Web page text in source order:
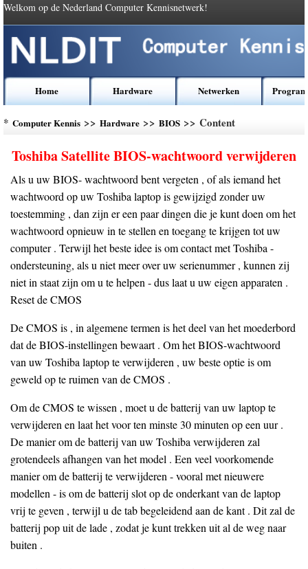
Welkom op de Nederland Computer Kennisnetwerk!
Home Hardware Netwerken
* Computer Kennis >> Hardware >> BIOS >> Content
Toshiba Satellite BIOS-wachtwoord verwijderen
Als u uw BIOS- wachtwoord bent vergeten , of als iemand het
wachtwoord op uw Toshiba laptop is gewijzigd zonder uw
toestemming , dan zijn er een paar dingen die je kunt doen om het
wachtwoord opnieuw in te stellen en toegang te krijgen tot uw
computer . Terwijl het beste idee is om contact met Toshiba -
ondersteuning, als u niet meer over uw serienummer , kunnen zij
niet in staat zijn om u te helpen - dus laat u uw eigen apparaten .
Reset de CMOS
De CMOS is , in algemene termen is het deel van het moederbord
dat de BIOS-instellingen bewaart . Om het BIOS-wachtwoord
van uw Toshiba laptop te verwijderen , uw beste optie is om
geweld op te ruimen van de CMOS .
Om de CMOS te wissen , moet u de batterij van uw laptop te
verwijderen en laat het voor ten minste 30 minuten op een uur .
De manier om de batterij van uw Toshiba verwijderen zal
grotendeels afhangen van het model . Een veel voorkomende
manier om de batterij te verwijderen - vooral met nieuwere
modellen - is om de batterij slot op de onderkant van de laptop
vrij te geven , terwijl u de tab begeleidend aan de kant . Dit zal de
batterij pop uit de lade , zodat je kunt trekken uit al de weg naar
buiten .